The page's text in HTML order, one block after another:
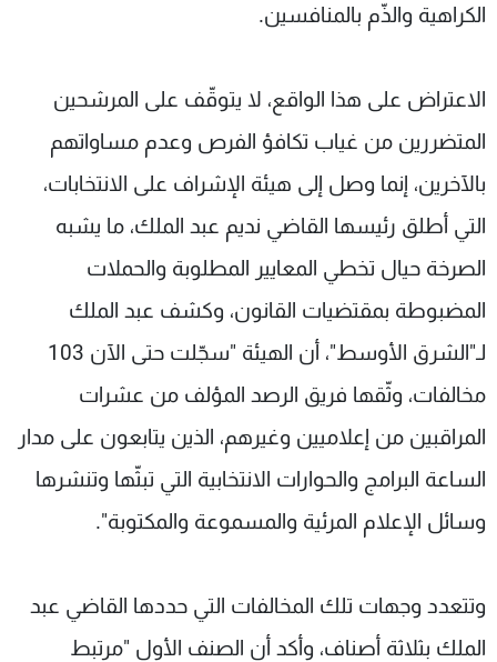
الكراهية والذّم بالمنافسين.
الاعتراض على هذا الواقع، لا يتوقّف على المرشحين
المتضررين من غياب تكافؤ الفرص وعدم مساواتهم
بالآخرين، إنما وصل إلى هيئة الإشراف على الانتخابات،
التي أطلق رئيسها القاضي نديم عبد الملك، ما يشبه
الصرخة حيال تخطي المعايير المطلوبة والحملات
المضبوطة بمقتضيات القانون، وكشف عبد الملك
لـ"الشرق الأوسط"، أن الهيئة "سجّلت حتى الآن 103
مخالفات، وثّقها فريق الرصد المؤلف من عشرات
المراقبين من إعلاميين وغيرهم، الذين يتابعون على مدار
الساعة البرامج والحوارات الانتخابية التي تبثّها وتنشرها
وسائل الإعلام المرئية والمسموعة والمكتوبة".
وتتعدد وجهات تلك المخالفات التي حددها القاضي عبد
الملك بثلاثة أصناف، وأكد أن الصنف الأول "مرتبط